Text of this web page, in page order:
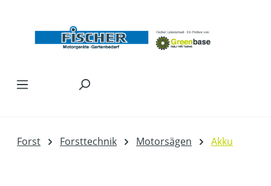
Forst Forsttechnik Motorsägen Akku